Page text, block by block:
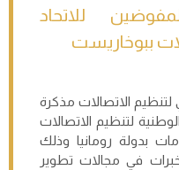
للاتحاد
ببوخاريست
لتنظيم الاتصالات مذكرة
لتنظيم الاتصالات
بدولة رومانيا وذلك
في مجالات تطوير